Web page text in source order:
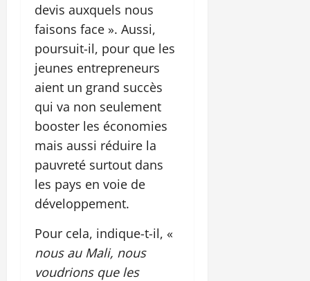
devis auxquels nous
faisons face ». Aussi,
poursuit-il, pour que les
jeunes entrepreneurs
aient un grand succès
qui va non seulement
booster les économies
mais aussi réduire la
pauvreté surtout dans
les pays en voie de
développement.
Pour cela, indique-t-il, «
nous au Mali, nous
voudrions que les